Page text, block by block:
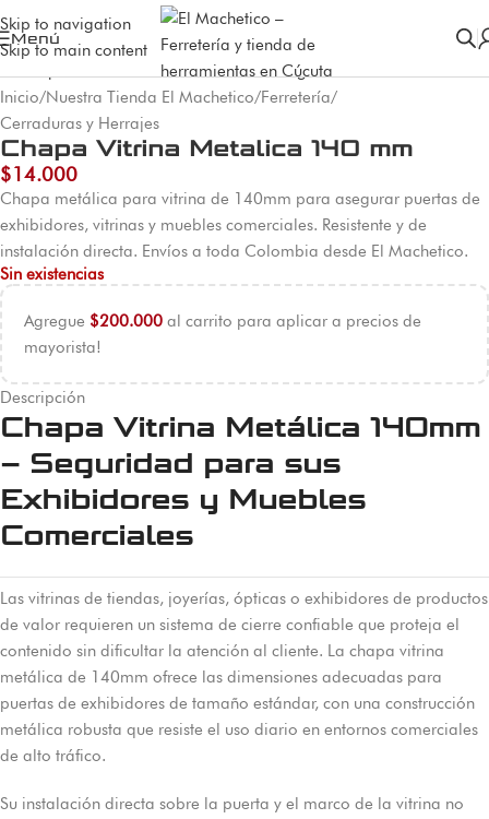
Skip to navigation
Skip to main content
Menú
Agotado
Inicio/Nuestra Tienda El Machetico/Ferretería/
Cerraduras y Herrajes
Chapa Vitrina Metalica 140 mm
$14.000
Chapa metálica para vitrina de 140mm para asegurar puertas de
exhibidores, vitrinas y muebles comerciales. Resistente y de
instalación directa. Envíos a toda Colombia desde El Machetico.
Sin existencias
Agregue $200.000 al carrito para aplicar a precios de
mayorista!
Descripción
Chapa Vitrina Metálica 140mm
– Seguridad para sus
Exhibidores y Muebles
Comerciales
Las vitrinas de tiendas, joyerías, ópticas o exhibidores de productos
de valor requieren un sistema de cierre confiable que proteja el
contenido sin dificultar la atención al cliente. La chapa vitrina
metálica de 140mm ofrece las dimensiones adecuadas para
puertas de exhibidores de tamaño estándar, con una construcción
metálica robusta que resiste el uso diario en entornos comerciales
de alto tráfico.
Su instalación directa sobre la puerta y el marco de la vitrina no